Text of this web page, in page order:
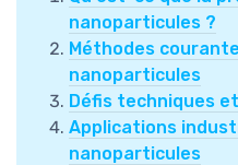
nanoparticules ?
Méthodes
nanoparticules
Défis techniques
Applications
nanoparticules